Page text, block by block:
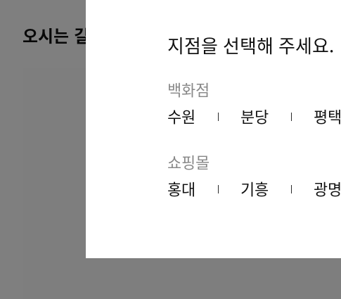
오시는 길 지점을 선택해 주세요.
백화점
수원
분당 평택
쇼핑몰
홍대
기흥 광명